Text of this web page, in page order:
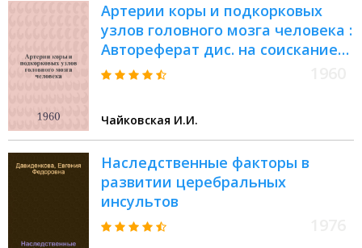
Артерии коры и подкорковых
узлов головного мозга человека :
Автореферат дис. на соискание
учен. степени доктора мед. наук
Чайковская И.И.
Наследственные факторы в
развитии церебральных
инсультов